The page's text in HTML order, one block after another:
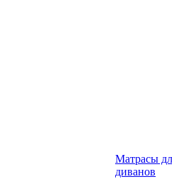
Матрасы
диванов